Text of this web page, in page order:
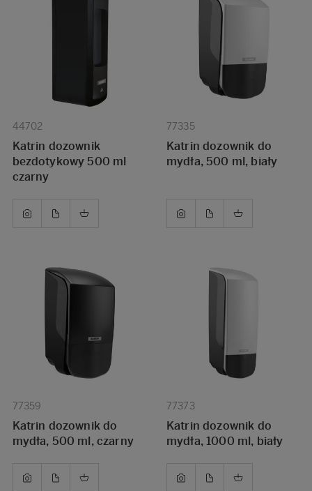
44702
Katrin dozownik
bezdotykowy 500 ml
czarny
77335
Katrin dozownik do
mydła, 500 ml, biały
77359
Katrin dozownik do
mydła, 500 ml, czarny
77373
Katrin dozownik do
mydła, 1000 ml, biały